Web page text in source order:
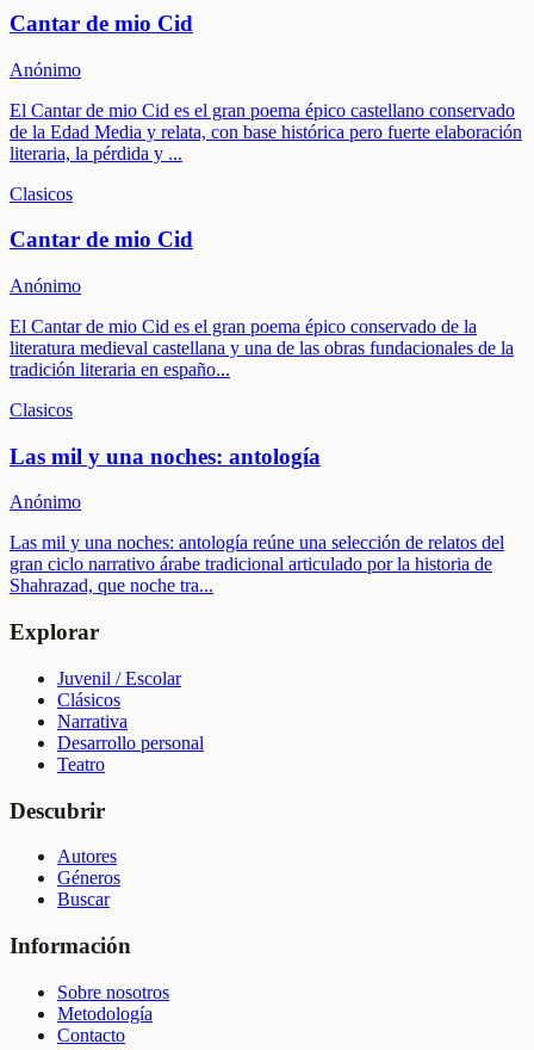
Cantar de mio Cid
Anónimo
El Cantar de mio Cid es el gran poema épico castellano conservado
de la Edad Media y relata, con base histórica pero fuerte elaboración
literaria, la pérdida y ...
Clasicos
Cantar de mio Cid
Anónimo
El Cantar de mio Cid es el gran poema épico conservado de la
literatura medieval castellana y una de las obras fundacionales de la
tradición literaria en españo...
Clasicos
Las mil y una noches: antología
Anónimo
Las mil y una noches: antología reúne una selección de relatos del
gran ciclo narrativo árabe tradicional articulado por la historia de
Shahrazad, que noche tra...
Explorar
Juvenil / Escolar
Clásicos
Narrativa
Desarrollo personal
Teatro
Descubrir
Autores
Géneros
Buscar
Información
Sobre nosotros
Metodología
Contacto